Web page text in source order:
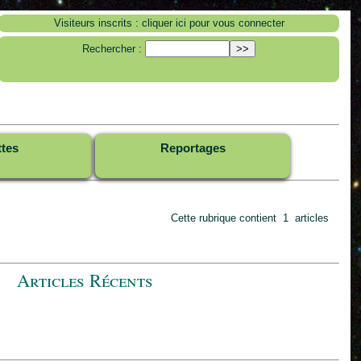
Visiteurs inscrits : cliquer ici pour vous connecter
Rechercher :
Reportages
Cette rubrique contient 1 articles
Articles Récents